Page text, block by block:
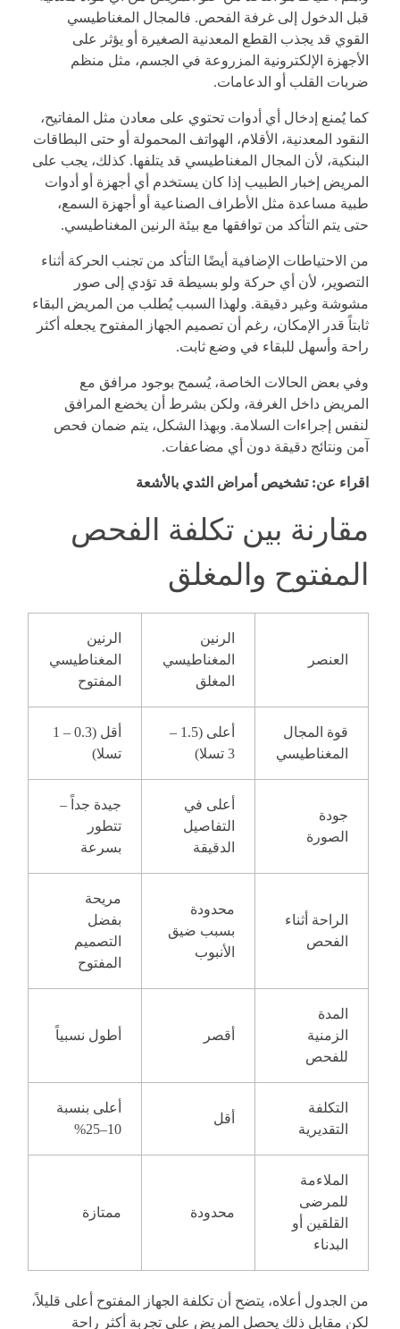
قبل الدخول إلى غرفة الفحص. فالمجال المغناطيسي
القوي قد يجذب القطع المعدنية الصغيرة أو يؤثر على
الأجهزة الإلكترونية المزروعة في الجسم، مثل منظم
ضربات القلب أو الدعامات.
كما يُمنع إدخال أي أدوات تحتوي على معادن مثل المفاتيح،
النقود المعدنية، الأقلام، الهواتف المحمولة أو حتى البطاقات
البنكية، لأن المجال المغناطيسي قد يتلفها. كذلك، يجب على
المريض إخبار الطبيب إذا كان يستخدم أي أجهزة أو أدوات
طبية مساعدة مثل الأطراف الصناعية أو أجهزة السمع،
حتى يتم التأكد من توافقها مع بيئة الرنين المغناطيسي.
من الاحتياطات الإضافية أيضًا التأكد من تجنب الحركة أثناء
التصوير، لأن أي حركة ولو بسيطة قد تؤدي إلى صور
مشوشة وغير دقيقة. ولهذا السبب يُطلب من المريض البقاء
ثابتاً قدر الإمكان، رغم أن تصميم الجهاز المفتوح يجعله أكثر
راحة وأسهل للبقاء في وضع ثابت.
وفي بعض الحالات الخاصة، يُسمح بوجود مرافق مع
المريض داخل الغرفة، ولكن بشرط أن يخضع المرافق
لنفس إجراءات السلامة. وبهذا الشكل، يتم ضمان فحص
آمن ونتائج دقيقة دون أي مضاعفات.
اقراء عن: تشخيص أمراض الثدي بالأشعة
مقارنة بين تكلفة الفحص
المفتوح والمغلق
العنصر
الرنين
المغناطيسي
المغلق
الرنين
المغناطيسي
المفتوح
قوة المجال
المغناطيسي
أعلى (1.5 –
3 تسلا)
أقل (0.3 – 1
تسلا)
جودة
الصورة
أعلى في
التفاصيل
الدقيقة
جيدة جداً –
تتطور
بسرعة
الراحة أثناء
الفحص
محدودة
بسبب ضيق
الأنبوب
مريحة
بفضل
التصميم
المفتوح
المدة
الزمنية
للفحص
أقصر أطول نسبياً
التكلفة
التقديرية
أقل
أعلى بنسبة
10–25%
الملاءمة
للمرضى
القلقين أو
البدناء
محدودة ممتازة
من الجدول أعلاه، يتضح أن تكلفة الجهاز المفتوح أعلى قليلاً،
لكن مقابل ذلك يحصل المريض على تجربة أكثر راحة